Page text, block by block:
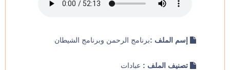
إسم الملف :برنامج الرحمن وبرنامج الشيطان
تصنيف الملف : عبادات